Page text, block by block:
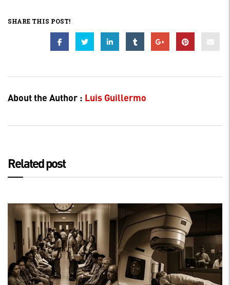
SHARE THIS POST!
About the Author : Luis Guillermo
Related post